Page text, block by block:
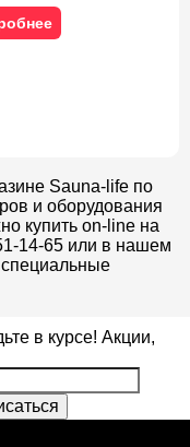
Sauna-life по
и оборудования
купить on-line на
14-65 или в нашем
в курсе! Акции,